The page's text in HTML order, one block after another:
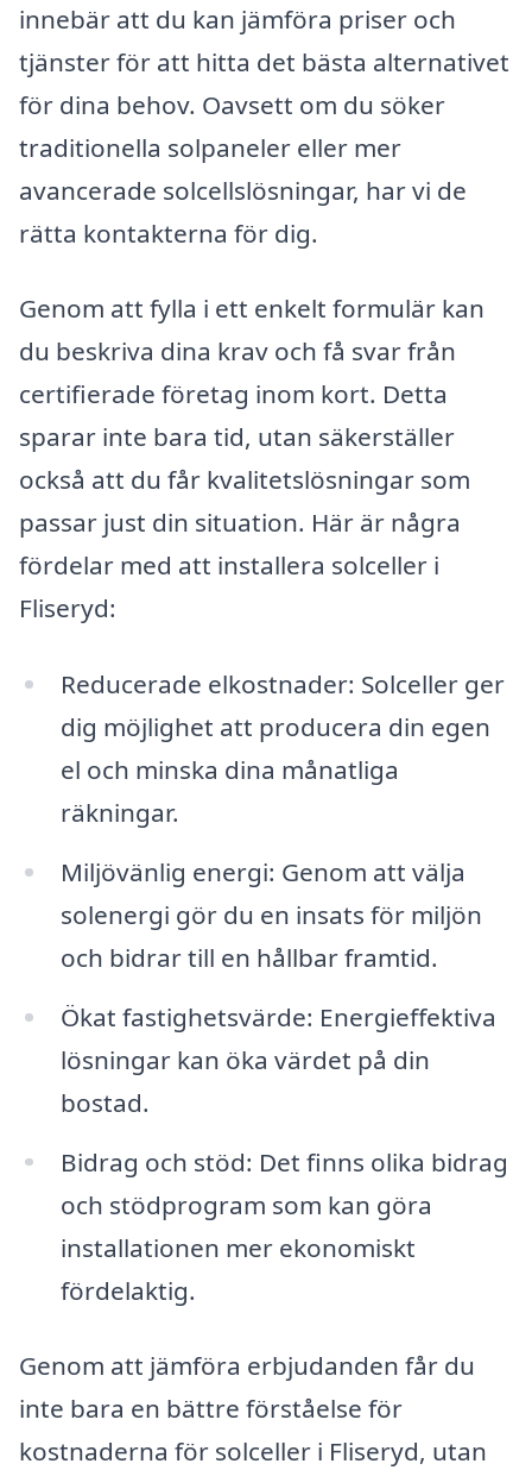
innebär att du kan jämföra priser och
tjänster för att hitta det bästa alternativet
för dina behov. Oavsett om du söker
traditionella solpaneler eller mer
avancerade solcellslösningar, har vi de
rätta kontakterna för dig.
Genom att fylla i ett enkelt formulär kan
du beskriva dina krav och få svar från
certifierade företag inom kort. Detta
sparar inte bara tid, utan säkerställer
också att du får kvalitetslösningar som
passar just din situation. Här är några
fördelar med att installera solceller i
Fliseryd:
Reducerade elkostnader: Solceller ger
dig möjlighet att producera din egen
el och minska dina månatliga
räkningar.
Miljövänlig energi: Genom att välja
solenergi gör du en insats för miljön
och bidrar till en hållbar framtid.
Ökat fastighetsvärde: Energieffektiva
lösningar kan öka värdet på din
bostad.
Bidrag och stöd: Det finns olika bidrag
och stödprogram som kan göra
installationen mer ekonomiskt
fördelaktig.
Genom att jämföra erbjudanden får du
inte bara en bättre förståelse för
kostnaderna för solceller i Fliseryd, utan